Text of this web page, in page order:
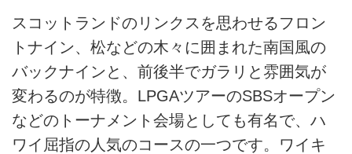
スコットランドのリンクスを思わせるフロン
トナイン、松などの木々に囲まれた南国風の
バックナインと、前後半でガラリと雰囲気が
変わるのが特徴。LPGAツアーのSBSオープン
などのトーナメント会場としても有名で、ハ
ワイ屈指の人気のコースの一つです。ワイキ